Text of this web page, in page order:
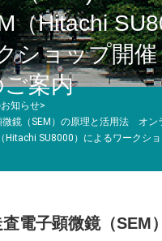
知らせ>
微鏡（SEM）の原理と活用法 オン
SU8000）によるワークショ
Hitachi
ショップ開催
案内
査電子顕微鏡（SEM